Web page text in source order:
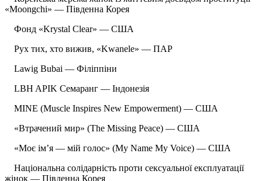
«Moongchi» — Південна Корея
Фонд «Krystal Clear» — США
Рух тих, хто вижив, «Kwanele» — ПАР
Lawig Bubai — Філіппіни
LBH APIK Семаранг — Індонезія
MINE (Muscle Inspires New Empowerment) — США
«Втрачений мир» (The Missing Peace) — США
«Моє ім’я — мій голос» (My Name My Voice) — США
Національна солідарність проти сексуальної експлуатації
жінок — Південна Корея